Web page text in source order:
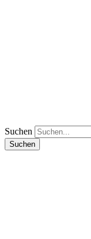
Suchen
Suchen